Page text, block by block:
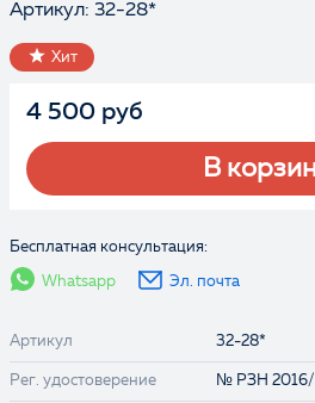
Артикул: 32-28*
Хит
4 500 руб
В
Бесплатная консультация:
Whatsapp Эл. почта
Артикул 32-28*
Рег. удостоверение № РЗН 2016/